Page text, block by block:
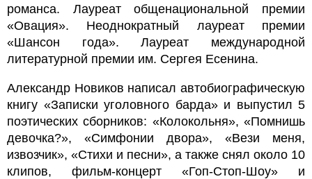
романса. Лауреат общенациональной премии
«Овация». Неоднократный лауреат премии
«Шансон года». Лауреат международной
литературной премии им. Сергея Есенина.
Александр Новиков написал автобиографическую
книгу «Записки уголовного барда» и выпустил 5
поэтических сборников: «Колокольня», «Помнишь
девочка?», «Симфонии двора», «Вези меня,
извозчик», «Стихи и песни», а также снял около 10
клипов, фильм-концерт «Гоп-Стоп-Шоу» и